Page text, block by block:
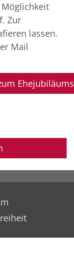
Zur
lassen.
Mail